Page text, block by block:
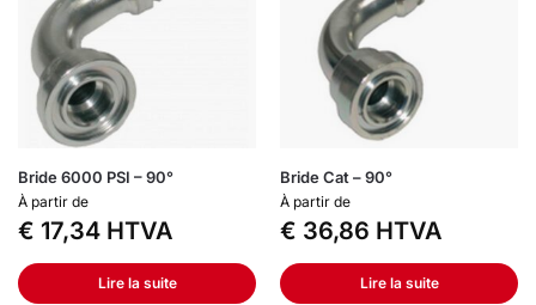
Bride 6000 PSI – 90°
À partir de
€ 17,34 HTVA
Lire la suite
Bride Cat – 90°
À partir de
€ 36,86 HTVA
Lire la suite